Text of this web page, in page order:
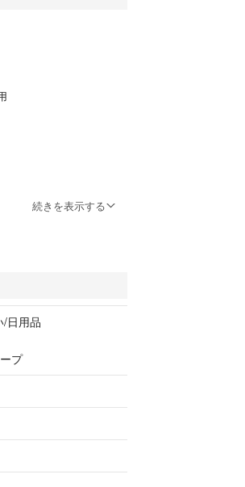
みがあります。
続きを表示する
/日用品
プ